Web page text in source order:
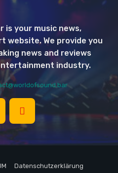
is your music news,
website. We provide you
news and reviews
industry.
Datenschutzerklärung